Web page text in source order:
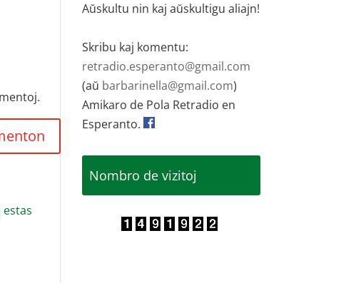
Aŭskultu nin kaj aŭskultigu aliajn!
Skribu kaj komentu:
retradio.esperanto@gmail.com
(aŭ barbarinella@gmail.com)
Amikaro de Pola Retradio en
Esperanto.
Nombro de vizitoj